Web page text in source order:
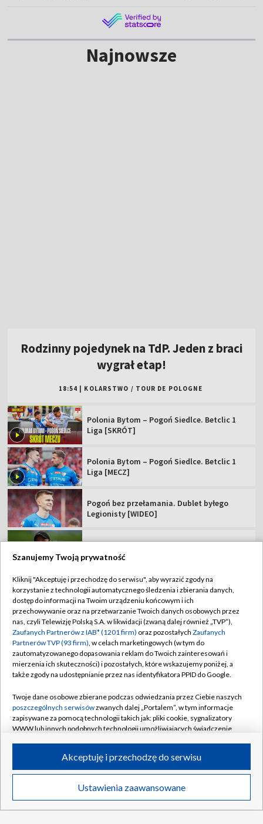
Transmisje Wideo
Najnowsze
Polonia Bytom – Pogoń Siedlce. Betclic 1
Liga [MECZ]
Pogoń bez przełamania. Dublet byłego
Polka z tytułem rangi WTA! Trzeci rok z
Posłuchał rad Rafała Majki i... wygrał etap
Rewanż Świątek za Roland Garros. "Jestem
TVP
Abonament TVP
Sklep TVP
Biuro Reklamy
Oferta Handlowa
Emisja w TVP
Rada Programowa
Ogłoszenia przetargowe
Akademia Telewizyjna
Centrum informacji TVP
Regulamin TVP
Polityka prywatności
Moje zgody
Biuro reklamy
Kanały
©2026 Telewizja Polska Spółka Akcyjna w likwidacji
Szanujemy Twoją prywatność
Kliknij "Akceptuję i przechodzę do serwisu", aby wyrazić zgody na
korzystanie z technologii automatycznego śledzenia i zbierania danych,
dostęp do informacji na Twoim urządzeniu końcowym i ich
przechowywanie oraz na przetwarzanie Twoich danych osobowych przez
nas, czyli Telewizję Polską S.A. w likwidacji (zwaną dalej również „TVP”),
Zaufanych Partnerów z IAB* (1201 firm) oraz pozostałych Zaufanych
Partnerów TVP (93 firm), w celach marketingowych (w tym do
zautomatyzowanego dopasowania reklam do Twoich zainteresowań i
mierzenia ich skuteczności) i pozostałych, które wskazujemy poniżej, a
także zgody na udostępnianie przez nas identyfikatora PPID do Google.
Twoje dane osobowe zbierane podczas odwiedzania przez Ciebie naszych
poszczególnych serwisówzwanych dalej „Portalem”, w tym informacje
zapisywane za pomocą technologii takich jak: pliki cookie, sygnalizatory
WWW lub innych podobnych technologii umożliwiających świadczenie
ruchu w Internecie.
Twoje dane osobowe zbierane podczas odwiedzania przez Ciebie
poszczególnych serwisówna Portalu, takie jak adresy IP, identyfikatory
Ustawienia zaawansowane
Akceptuję i przechodzę do serwisu